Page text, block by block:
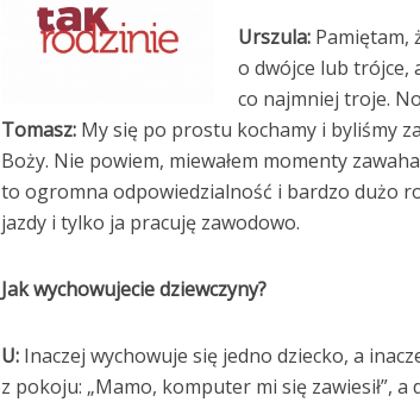
Urszula: Pamiętam,
o dwójce lub trójce,
co najmniej troje.
Tomasz: My się po prostu kochamy i byliśmy
Boży. Nie powiem, miewałem momenty
to ogromna odpowiedzialność i bardzo dużo
jazdy i tylko ja pracuję zawodowo.
Jak wychowujecie dziewczyny?
U: Inaczej wychowuje się jedno dziecko, a
z pokoju: „Mamo, komputer mi się zawiesił”,